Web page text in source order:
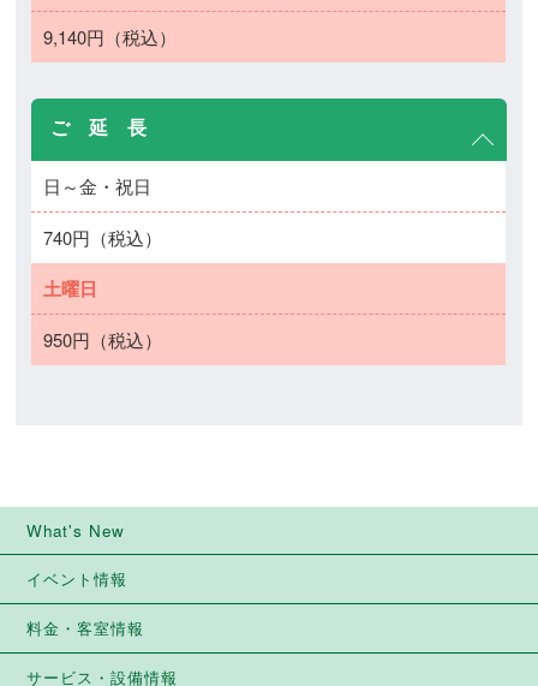
9,140円（税込）
ご 延 長
日～金・祝日
740円（税込）
土曜日
950円（税込）
What's New
イベント情報
料金・客室情報
サービス・設備情報